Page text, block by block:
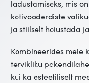
ladustamiseks, mis
kotivooderdiste
ja stiilselt hoiustada
Kombineerides meie
tervikliku
kui ka esteetiliselt